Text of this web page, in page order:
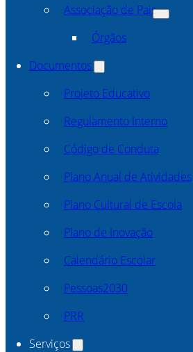
Associação de Pais
Órgãos
Documentos
Projeto Educativo
Regulamento Interno
Código de Conduta
Plano Anual de Atividades
Plano Cultural de Escola
Plano de Inovação
Calendário Escolar
Pessoas2030
PRR
Serviços